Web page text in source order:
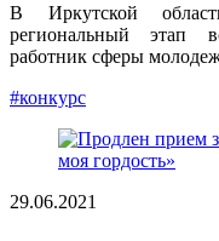
В Иркутской
региональный этап
работник сферы
#конкурс
29.06.2021